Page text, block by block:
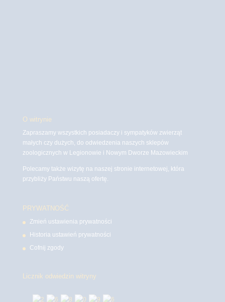
O witrynie
Zapraszamy wszystkich posiadaczy i sympatyków zwierząt
małych czy dużych, do odwiedzenia naszych sklepów
zoologicznych w Legionowie i Nowym Dworze Mazowieckim
Polecamy także wizytę na naszej stronie internetowej, która
przybliży Państwu naszą ofertę.
PRYWATNOŚĆ
Zmień ustawienia prywatności
Historia ustawień prywatności
Cofnij zgody
Licznik odwiedzin witryny